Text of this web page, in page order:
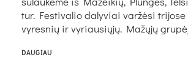
tur. Fes­ti­va­lio da­ly­viai var­žė­si
vy­res­nių ir vy­riau­sių­jų. Ma­žų­jų
DAUGIAU